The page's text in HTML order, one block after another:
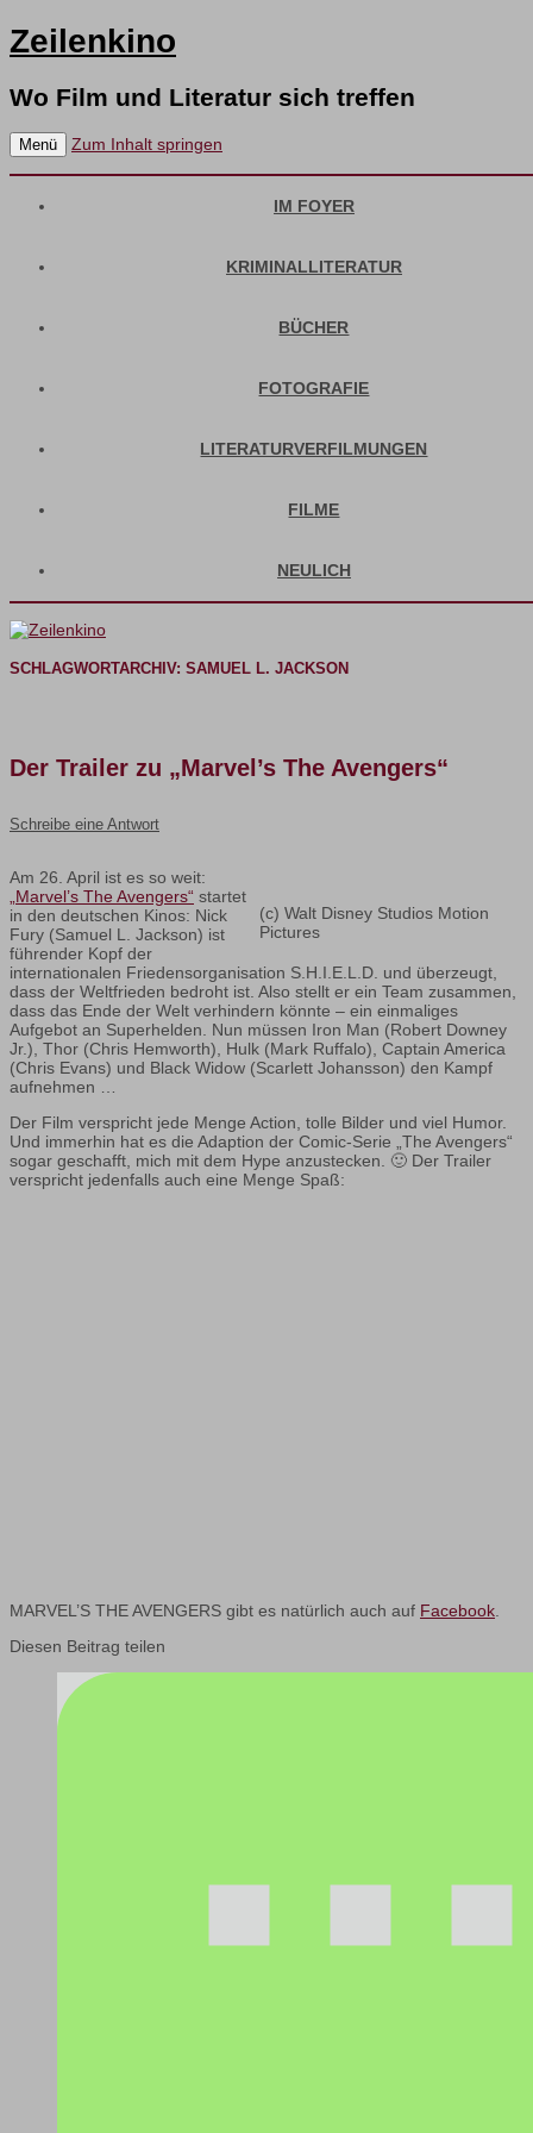
Zeilenkino
Wo Film und Literatur sich treffen
Menü Zum Inhalt springen
IM FOYER
KRIMINALLITERATUR
BÜCHER
FOTOGRAFIE
LITERATURVERFILMUNGEN
FILME
NEULICH
SCHLAGWORTARCHIV: SAMUEL L. JACKSON
Der Trailer zu „Marvel’s The Avengers“
Schreibe eine Antwort
(c) Walt Disney Studios Motion
Pictures
Am 26. April ist es so weit:
„Marvel’s The Avengers“ startet
in den deutschen Kinos: Nick
Fury (Samuel L. Jackson) ist
führender Kopf der
internationalen Friedensorganisation S.H.I.E.L.D. und überzeugt,
dass der Weltfrieden bedroht ist. Also stellt er ein Team zusammen,
dass das Ende der Welt verhindern könnte – ein einmaliges
Aufgebot an Superhelden. Nun müssen Iron Man (Robert Downey
Jr.), Thor (Chris Hemworth), Hulk (Mark Ruffalo), Captain America
(Chris Evans) und Black Widow (Scarlett Johansson) den Kampf
aufnehmen …
Der Film verspricht jede Menge Action, tolle Bilder und viel Humor.
Und immerhin hat es die Adaption der Comic-Serie „The Avengers“
sogar geschafft, mich mit dem Hype anzustecken. 🙂 Der Trailer
verspricht jedenfalls auch eine Menge Spaß:
MARVEL’S THE AVENGERS gibt es natürlich auch auf Facebook.
Diesen Beitrag teilen